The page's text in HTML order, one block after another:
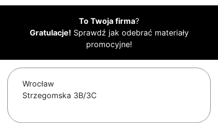
To Twoja firma?
Gratulacje! Sprawdź jak odebrać materiały
promocyjne!
Wrocław
Strzegomska 3B/3C